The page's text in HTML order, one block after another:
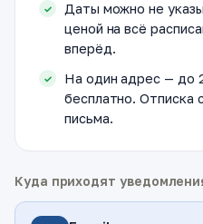
Даты можно не
ценой на всё
вперёд.
На один адрес — до
бесплатно. Отписка
письма.
Куда приходят